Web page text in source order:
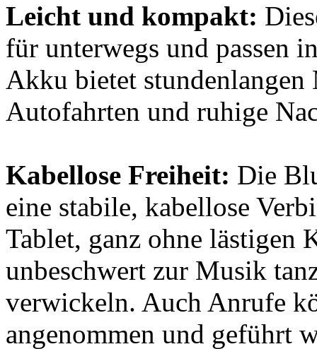
Leicht und kompakt:
für unterwegs und passen
Akku bietet
Autofahrten und ruhige
Kabellose Freiheit: Die
eine stabile, kabellose
Tablet, ganz ohne lästigen
unbeschwert zur Musik
verwickeln. Auch Anrufe
angenommen und geführt